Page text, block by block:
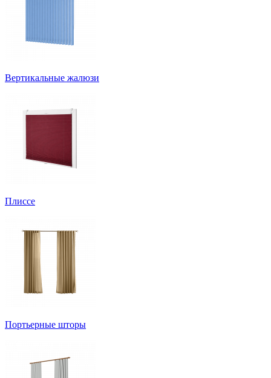
Вертикальные жалюзи
Плиссе
Портьерные шторы